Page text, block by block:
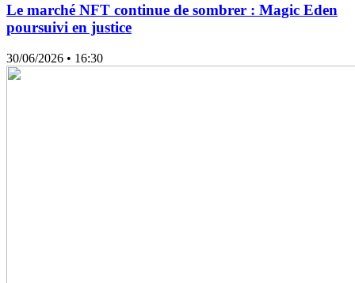
Le marché NFT continue de sombrer : Magic Eden
poursuivi en justice
30/06/2026 • 16:30